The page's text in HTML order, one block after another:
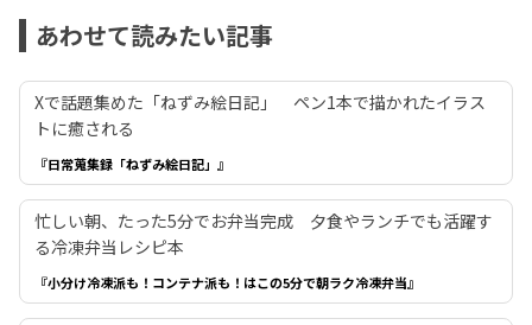
あわせて読みたい記事
Xで話題集めた「ねずみ絵日記」 ペン1本で描かれたイラス
トに癒される
『日常蒐集録「ねずみ絵日記」』
忙しい朝、たった5分でお弁当完成 夕食やランチでも活躍す
る冷凍弁当レシピ本
『小分け冷凍派も！コンテナ派も！はこの5分で朝ラク冷凍弁当』